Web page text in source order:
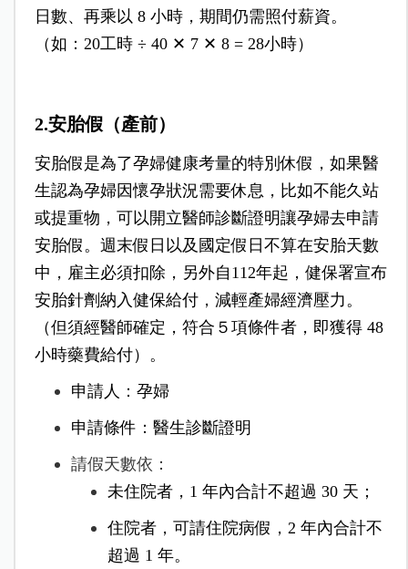
日數、再乘以 8 小時，期間仍需照付薪資。
（如：20工時 ÷ 40 ✕ 7 ✕ 8 = 28小時）
2.安胎假（產前）
安胎假是為了孕婦健康考量的特別休假，如果醫
生認為孕婦因懷孕狀況需要休息，比如不能久站
或提重物，可以開立醫師診斷證明讓孕婦去申請
安胎假。週末假日以及國定假日不算在安胎天數
中，雇主必須扣除，另外自112年起，健保署宣布
安胎針劑納入健保給付，減輕產婦經濟壓力。
（但須經醫師確定，符合５項條件者，即獲得 48
小時藥費給付）。
申請人：孕婦
申請條件：醫生診斷證明
請假天數依：
未住院者，1 年內合計不超過 30 天；
住院者，可請住院病假，2 年內合計不
超過 1 年。